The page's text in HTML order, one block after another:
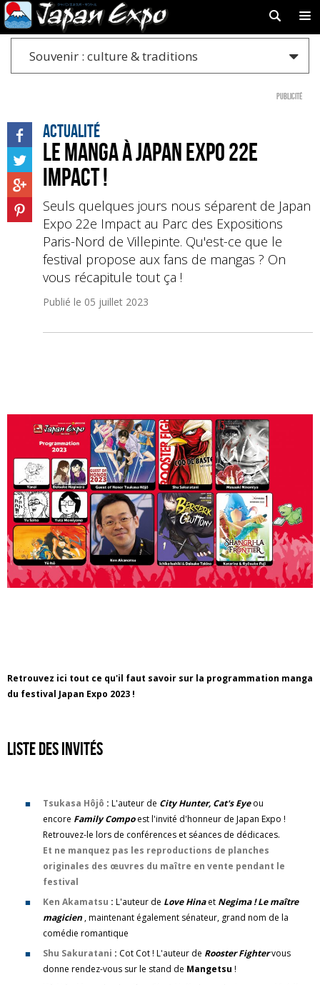
Souvenir : culture & traditions
Publicité
Actualité
Le manga à Japan Expo 22e
Impact !
Seuls quelques jours nous séparent de Japan
Expo 22e Impact au Parc des Expositions
Paris-Nord de Villepinte. Qu'est-ce que le
festival propose aux fans de mangas ? On
vous récapitule tout ça !
Publié le 05 juillet 2023
Retrouvez ici tout ce qu'il faut savoir sur la programmation manga
du festival Japan Expo 2023 !
Liste des invités
Tsukasa Hôjô : L'auteur de City Hunter, Cat's Eyeou
encore Family Compoest l'invité d'honneur de Japan Expo !
Retrouvez-le lors de conférences et séances de dédicaces.
Et ne manquez pas les reproductions de planches
originales des œuvres du maître en vente pendant le
festival
Ken Akamatsu : L'auteur de Love Hinaet Negima ! Le maître
magicien , maintenant également sénateur, grand nom de la
comédie romantique
Shu Sakuratani : Cot Cot ! L'auteur de Rooster Fightervous
donne rendez-vous sur le stand de Mangetsu !